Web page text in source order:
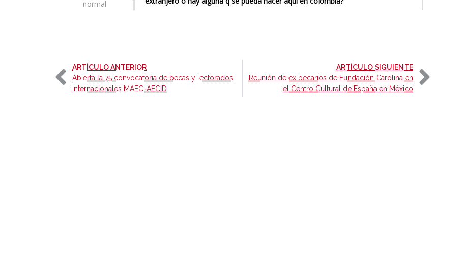
ARTÍCULO ANTERIOR-
Abierta la 75 convocatoria de becas y lectorados
internacionales MAEC-AECID
ARTÍCULO SIGUIENTE-
Reunión de ex becarios de Fundación Carolina en
el Centro Cultural de España en México